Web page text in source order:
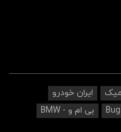
ایران خودرو
بی ام و - BMW